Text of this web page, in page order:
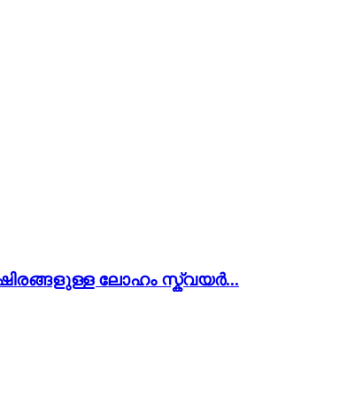
ലോഹം സ്ക്വയർ...